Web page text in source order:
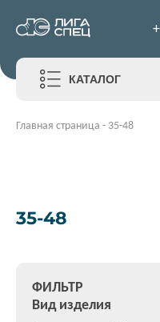
КАТАЛОГ
Главная страница - 35-48
35-48
ФИЛЬТР
Вид изделия